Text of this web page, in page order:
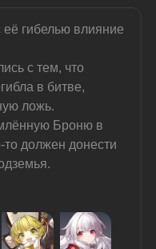
гибелью влияние
с тем, что
в битве,
ложь.
Броню в
должен донести